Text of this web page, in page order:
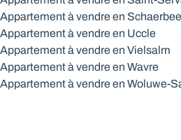
Appartement à vendre en
Appartement à vendre en Uccle
Appartement à vendre en Vielsalm
Appartement à vendre en Wavre
Appartement à vendre en Woluwe-